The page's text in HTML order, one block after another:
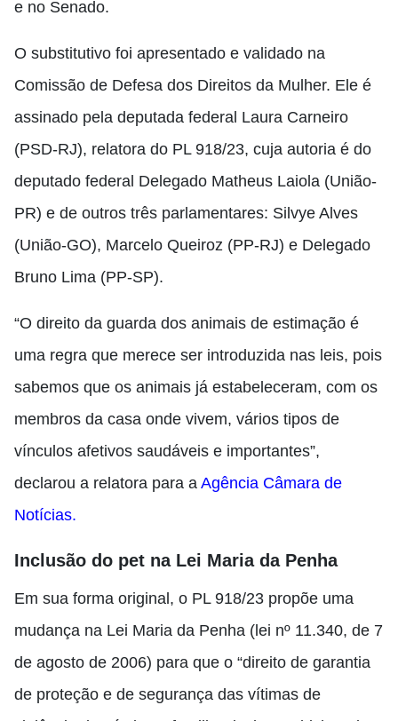
e no Senado.
O substitutivo foi apresentado e validado na
Comissão de Defesa dos Direitos da Mulher. Ele é
assinado pela deputada federal Laura Carneiro
(PSD-RJ), relatora do PL 918/23, cuja autoria é do
deputado federal Delegado Matheus Laiola (União-
PR) e de outros três parlamentares: Silvye Alves
(União-GO), Marcelo Queiroz (PP-RJ) e Delegado
Bruno Lima (PP-SP).
“O direito da guarda dos animais de estimação é
uma regra que merece ser introduzida nas leis, pois
sabemos que os animais já estabeleceram, com os
membros da casa onde vivem, vários tipos de
vínculos afetivos saudáveis e importantes”,
declarou a relatora para a Agência Câmara de
Notícias.
Inclusão do pet na Lei Maria da Penha
Em sua forma original, o PL 918/23 propõe uma
mudança na Lei Maria da Penha (lei nº 11.340, de 7
de agosto de 2006) para que o “direito de garantia
de proteção e de segurança das vítimas de